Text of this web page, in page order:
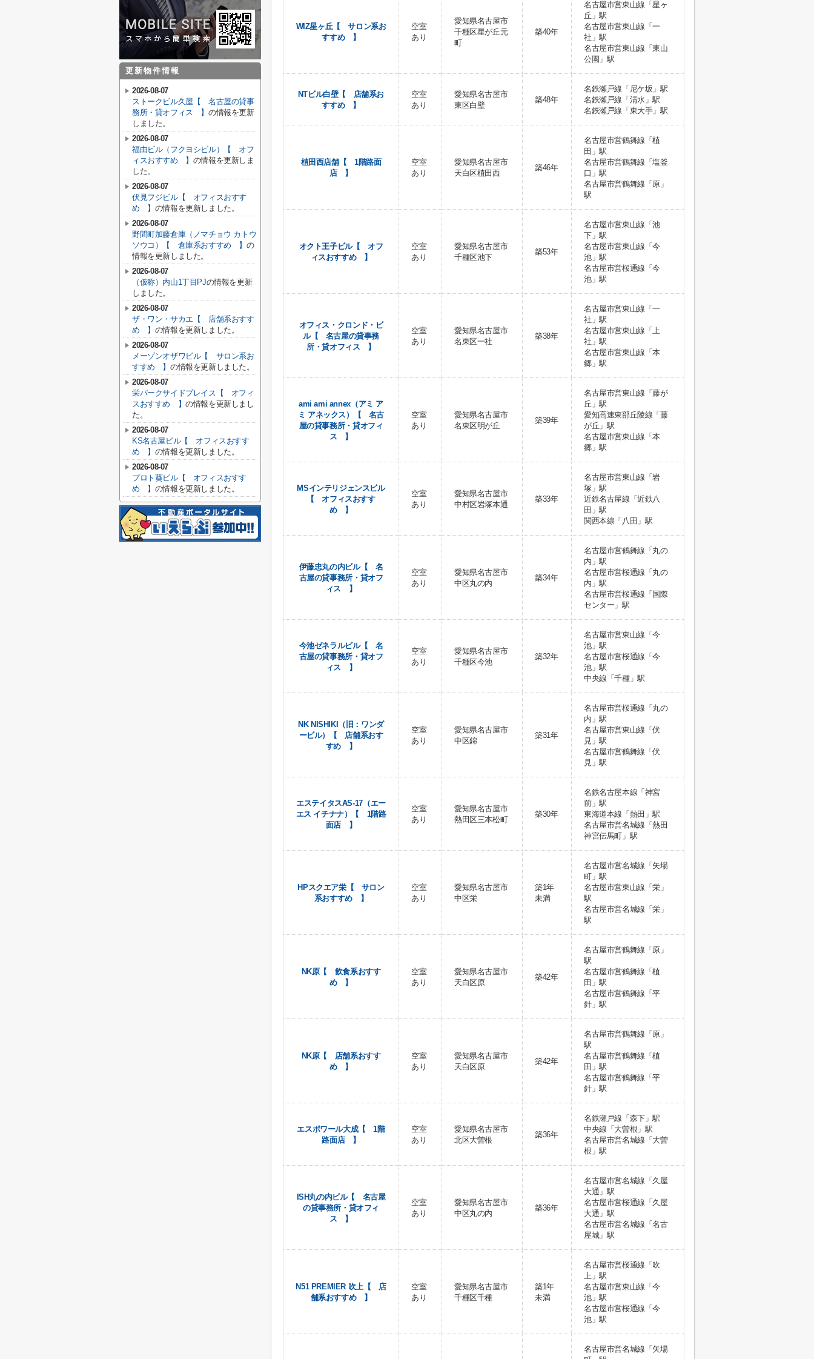
WIZ星ヶ丘【 サロン系お
すすめ 】
空室
あり
愛知県名古屋市
千種区星が丘元
町
築40年
名古屋市営東山線「星ヶ
丘」駅
名古屋市営東山線「一
社」駅
名古屋市営東山線「東山
公園」駅
NTビル白壁【 店舗系お
すすめ 】
空室
あり
愛知県名古屋市
東区白壁
築48年
名鉄瀬戸線「尼ケ坂」駅
名鉄瀬戸線「清水」駅
名鉄瀬戸線「東大手」駅
植田西店舗【 1階路面
店 】
空室
あり
愛知県名古屋市
天白区植田西
築46年
名古屋市営鶴舞線「植
田」駅
名古屋市営鶴舞線「塩釜
口」駅
名古屋市営鶴舞線「原」
駅
オクト王子ビル【 オフ
ィスおすすめ 】
空室
あり
愛知県名古屋市
千種区池下
築53年
名古屋市営東山線「池
下」駅
名古屋市営東山線「今
池」駅
名古屋市営桜通線「今
池」駅
オフィス・クロンド・ビ
ル【 名古屋の貸事務
所・貸オフィス 】
空室
あり
愛知県名古屋市
名東区一社
築38年
名古屋市営東山線「一
社」駅
名古屋市営東山線「上
社」駅
名古屋市営東山線「本
郷」駅
ami ami annex（アミ ア
ミ アネックス）【 名古
屋の貸事務所・貸オフィ
ス 】
空室
あり
愛知県名古屋市
名東区明が丘
築39年
名古屋市営東山線「藤が
丘」駅
愛知高速東部丘陵線「藤
が丘」駅
名古屋市営東山線「本
郷」駅
MSインテリジェンスビル
【 オフィスおすす
め 】
空室
あり
愛知県名古屋市
中村区岩塚本通
築33年
名古屋市営東山線「岩
塚」駅
近鉄名古屋線「近鉄八
田」駅
関西本線「八田」駅
伊藤忠丸の内ビル【 名
古屋の貸事務所・貸オフ
ィス 】
空室
あり
愛知県名古屋市
中区丸の内
築34年
名古屋市営鶴舞線「丸の
内」駅
名古屋市営桜通線「丸の
内」駅
名古屋市営桜通線「国際
センター」駅
今池ゼネラルビル【 名
古屋の貸事務所・貸オフ
ィス 】
空室
あり
愛知県名古屋市
千種区今池
築32年
名古屋市営東山線「今
池」駅
名古屋市営桜通線「今
池」駅
中央線「千種」駅
NK NISHIKI（旧：ワンダ
ービル）【 店舗系おす
すめ 】
空室
あり
愛知県名古屋市
中区錦
築31年
名古屋市営桜通線「丸の
内」駅
名古屋市営東山線「伏
見」駅
名古屋市営鶴舞線「伏
見」駅
エステイタスAS-17（エー
エス イチナナ）【 1階路
面店 】
空室
あり
愛知県名古屋市
熱田区三本松町
築30年
名鉄名古屋本線「神宮
前」駅
東海道本線「熱田」駅
名古屋市営名城線「熱田
神宮伝馬町」駅
HPスクエア栄【 サロン
系おすすめ 】
空室
あり
愛知県名古屋市
中区栄
築1年
未満
名古屋市営名城線「矢場
町」駅
名古屋市営東山線「栄」
駅
名古屋市営名城線「栄」
駅
NK原【 飲食系おすす
め 】
空室
あり
愛知県名古屋市
天白区原
築42年
名古屋市営鶴舞線「原」
駅
名古屋市営鶴舞線「植
田」駅
名古屋市営鶴舞線「平
針」駅
NK原【 店舗系おすす
め 】
空室
あり
愛知県名古屋市
天白区原
築42年
名古屋市営鶴舞線「原」
駅
名古屋市営鶴舞線「植
田」駅
名古屋市営鶴舞線「平
針」駅
エスポワール大成【 1階
路面店 】
空室
あり
愛知県名古屋市
北区大曽根
築36年
名鉄瀬戸線「森下」駅
中央線「大曽根」駅
名古屋市営名城線「大曽
根」駅
ISH丸の内ビル【 名古屋
の貸事務所・貸オフィ
ス 】
空室
あり
愛知県名古屋市
中区丸の内
築36年
名古屋市営名城線「久屋
大通」駅
名古屋市営桜通線「久屋
大通」駅
名古屋市営名城線「名古
屋城」駅
N51 PREMIER 吹上【 店
舗系おすすめ 】
空室
あり
愛知県名古屋市
千種区千種
築1年
未満
名古屋市営桜通線「吹
上」駅
名古屋市営東山線「今
池」駅
名古屋市営桜通線「今
池」駅
名古屋市営名城線「矢場
更新物件情報
2026-08-07
ストークビル久屋【 名古屋の貸事
務所・貸オフィス 】の情報を更新
しました。
2026-08-07
福由ビル（フクヨシビル）【 オフ
ィスおすすめ 】 の情報を更新しま
した。
2026-08-07
伏見フジビル【 オフィスおすす
め 】 の情報を更新しました。
2026-08-07
野間町加藤倉庫（ノマチョウ カトウ
ソウコ）【 倉庫系おすすめ 】の
情報を更新しました。
2026-08-07
（仮称）内山1丁目PJの情報を更新
しました。
2026-08-07
ザ・ワン・サカエ【 店舗系おすす
め 】 の情報を更新しました。
2026-08-07
メーゾンオザワビル【 サロン系お
すすめ 】の情報を更新しました。
2026-08-07
栄パークサイドプレイス【 オフィ
スおすすめ 】の情報を更新しまし
た。
2026-08-07
KS名古屋ビル【 オフィスおすす
め 】 の情報を更新しました。
2026-08-07
プロト葵ビル【 オフィスおすす
め 】 の情報を更新しました。